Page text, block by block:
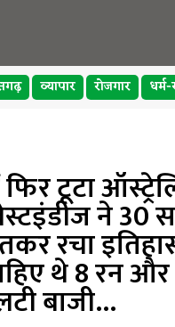
व्यापार रोजगार
टूटा
ने 30
रचा
थे 8 रन
बाजी…